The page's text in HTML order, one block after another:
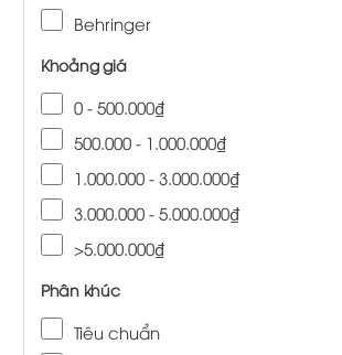
Behringer
Khoảng giá
0 - 500.000₫
500.000 - 1.000.000₫
1.000.000 - 3.000.000₫
3.000.000 - 5.000.000₫
>5.000.000₫
Phân khúc
Tiêu chuẩn